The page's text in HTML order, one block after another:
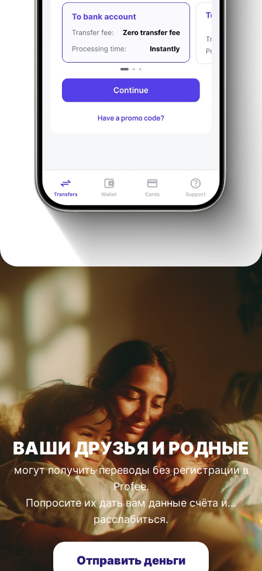
ВАШИ ДРУЗЬЯ И РОДНЫЕ
могут получить переводы без регистрации в
Profee.
Попросите их дать вам данные счёта и...
расслабиться.
Отправить деньги